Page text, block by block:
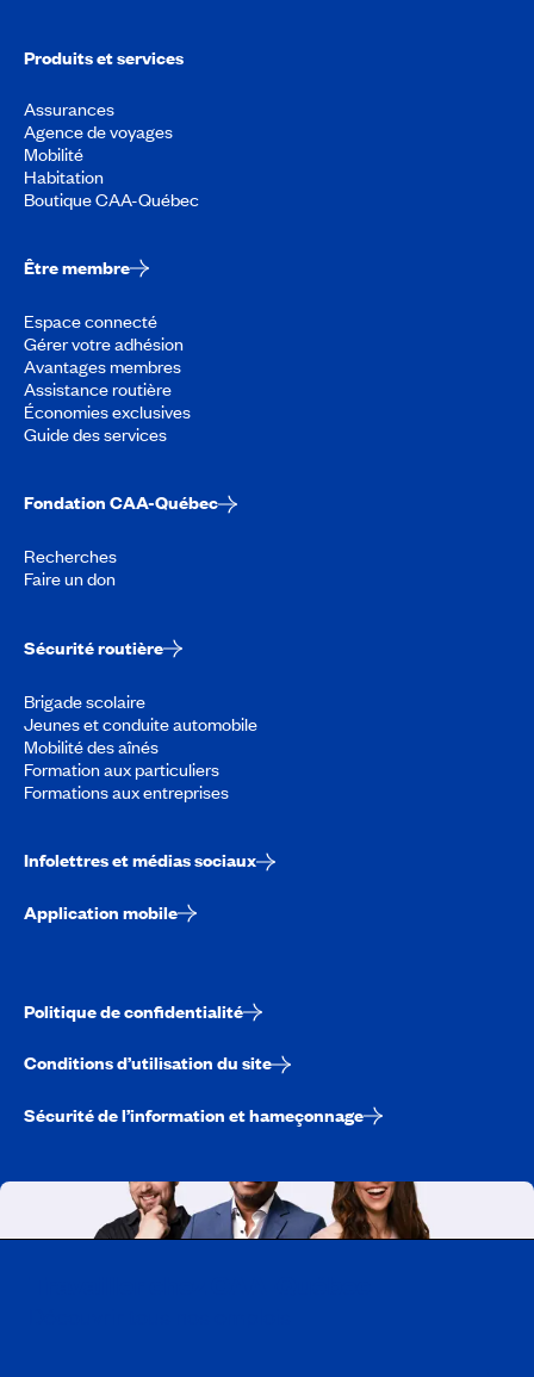
Produits et services
Assurances
Agence de voyages
Mobilité
Habitation
Boutique CAA-Québec
Être membre
Espace connecté
Gérer votre adhésion
Avantages membres
Assistance routière
Économies exclusives
Guide des services
Fondation CAA-Québec
Recherches
Faire un don
Sécurité routière
Brigade scolaire
Jeunes et conduite automobile
Mobilité des aînés
Formation aux particuliers
Formations aux entreprises
Infolettres et médias sociaux
Application mobile
Politique de confidentialité
Conditions d’utilisation du site
Sécurité de l’information et hameçonnage